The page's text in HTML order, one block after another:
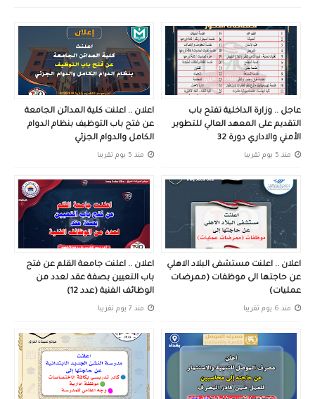
عاجل .. وزارة الداخلية تفتح باب
التقديم على المعهد العالي للتطوير
الأمني والاداري دورة 32
منذ 5 يوم تقريبا
اعلان .. اعلنت كلية المدائن الجامعة
عن فتح باب التوظيف بنظام الدوام
الكامل والدوام الجزئي
منذ 5 يوم تقريبا
اعلان .. اعلنت مستشفى البلاد الاهلي
عن حاجتها الى موظفات (ممرضات
عمليات)
منذ 6 يوم تقريبا
اعلان .. اعلنت جامعة القلم عن فتح
باب التعيين بصفة عقد لعدد من
الوظائف الفنية (عدد 12)
منذ 7 يوم تقريبا